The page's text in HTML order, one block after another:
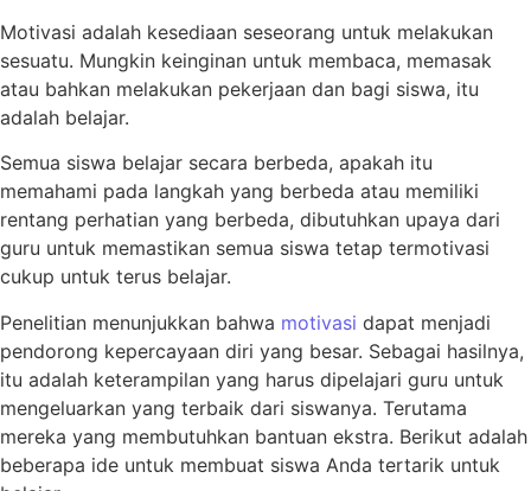
Motivasi adalah kesediaan seseorang untuk melakukan
sesuatu. Mungkin keinginan untuk membaca, memasak
atau bahkan melakukan pekerjaan dan bagi siswa, itu
adalah belajar.
Semua siswa belajar secara berbeda, apakah itu
memahami pada langkah yang berbeda atau memiliki
rentang perhatian yang berbeda, dibutuhkan upaya dari
guru untuk memastikan semua siswa tetap termotivasi
cukup untuk terus belajar.
Penelitian menunjukkan bahwa motivasi dapat menjadi
pendorong kepercayaan diri yang besar. Sebagai hasilnya,
itu adalah keterampilan yang harus dipelajari guru untuk
mengeluarkan yang terbaik dari siswanya. Terutama
mereka yang membutuhkan bantuan ekstra. Berikut adalah
beberapa ide untuk membuat siswa Anda tertarik untuk